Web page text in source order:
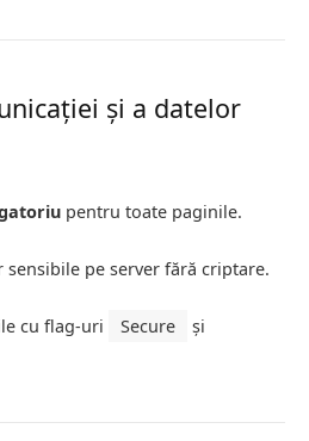
și a datelor
pentru toate paginile.
sensibile pe server fără criptare.
cu flag-uri Secure
și